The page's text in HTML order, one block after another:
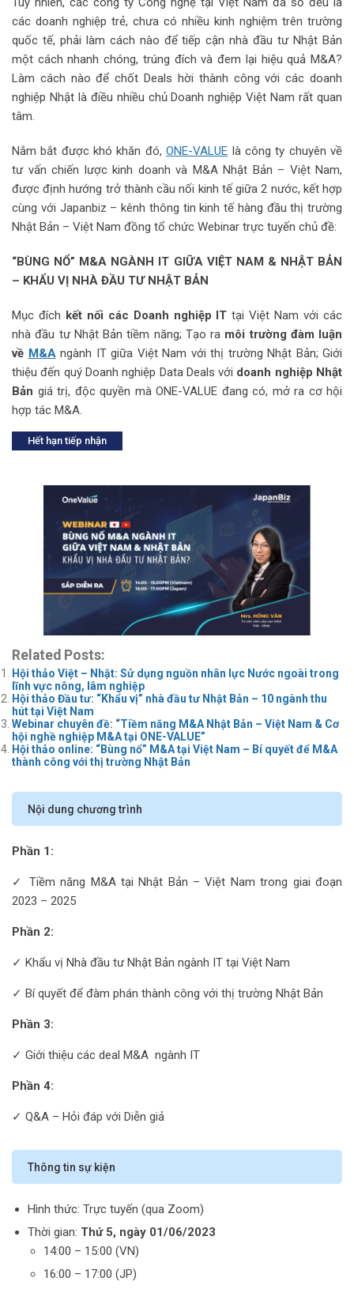
các doanh nghiệp trẻ, chưa có nhiều kinh nghiệm trên trường
quốc tế, phải làm cách nào để tiếp cận nhà đầu tư Nhật Bản
một cách nhanh chóng, trúng đích và đem lại hiệu quả M&A?
Làm cách nào để chốt Deals hời thành công với các doanh
nghiệp Nhật là điều nhiều chủ Doanh nghiệp Việt Nam rất quan
tâm.
Nắm bắt được khó khăn đó,ONE-VALUE là công ty chuyên về
tư vấn chiến lược kinh doanh và M&A Nhật Bản – Việt Nam,
được định hướng trở thành cầu nối kinh tế giữa 2 nước, kết hợp
cùng với Japanbiz – kênh thông tin kinh tế hàng đầu thị trường
Nhật Bản – Việt Nam đồng tổ chức Webinar trực tuyến chủ đề:
“BÙNG NỔ” M&A NGÀNH IT GIỮA VIỆT NAM & NHẬT BẢN
– KHẨU VỊ NHÀ ĐẦU TƯ NHẬT BẢN
Mục đích kết nối các Doanh nghiệp IT tại Việt Nam với các
nhà đầu tư Nhật Bản tiềm năng; Tạo ra môi trường đàm luận
về M&Angành IT giữa Việt Nam với thị trường Nhật Bản; Giới
thiệu đến quý Doanh nghiệp Data Deals với doanh nghiệp Nhật
Bản giá trị, độc quyền mà ONE-VALUE đang có, mở ra cơ hội
hợp tác M&A.
Hết hạn tiếp nhận
Related Posts:
Hội thảo Việt – Nhật: Sử dụng nguồn nhân lực Nước ngoài trong
lĩnh vực nông, lâm nghiệp
Hội thảo Đầu tư: “Khẩu vị” nhà đầu tư Nhật Bản – 10 ngành thu
hút tại Việt Nam
Webinar chuyên đề: “Tiềm năng M&A Nhật Bản – Việt Nam & Cơ
hội nghề nghiệp M&A tại ONE-VALUE”
Hội thảo online: “Bùng nổ” M&A tại Việt Nam – Bí quyết để M&A
thành công với thị trường Nhật Bản
Nội dung chương trình
Phần 1:
✓ Tiềm năng M&A tại Nhật Bản – Việt Nam trong giai đoạn
2023 – 2025
Phần 2:
✓ Khẩu vị Nhà đầu tư Nhật Bản ngành IT tại Việt Nam
✓ Bí quyết để đàm phán thành công với thị trường Nhật Bản
Phần 3:
✓ Giới thiệu các deal M&A ngành IT
Phần 4:
✓ Q&A – Hỏi đáp với Diễn giả
Thông tin sự kiện
Hình thức: Trực tuyến (qua Zoom)
Thời gian: Thứ 5, ngày 01/06/2023
14:00 – 15:00 (VN)
16:00 – 17:00 (JP)